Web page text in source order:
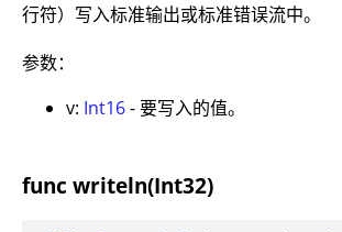
行符）写入标准输出或标准错误流中。
参数：
v: Int16- 要写入的值。
func writeln(Int32)